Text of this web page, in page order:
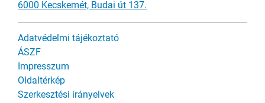
6000 Kecskemét, Budai út 137.
Adatvédelmi tájékoztató
ÁSZF
Impresszum
Oldaltérkép
Szerkesztési irányelvek